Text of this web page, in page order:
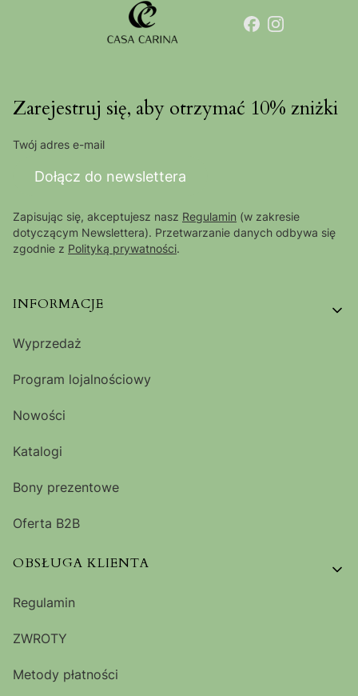
Zarejestruj się, aby otrzymać 10% zniżki
Twój adres e-mail
Dołącz do newslettera
Zapisując się, akceptujesz nasz Regulamin (w zakresie
dotyczącym Newslettera). Przetwarzanie danych odbywa się
zgodnie z Polityką prywatności.
Linki w stopce
INFORMACJE
Wyprzedaż
Program lojalnościowy
Nowości
Katalogi
Bony prezentowe
Oferta B2B
OBSŁUGA KLIENTA
Regulamin
ZWROTY
Metody płatności